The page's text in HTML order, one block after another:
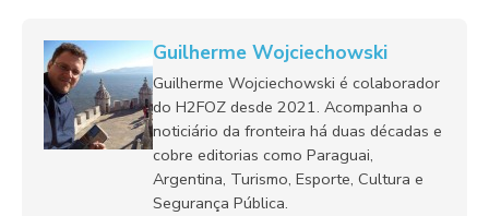
Guilherme Wojciechowski
Guilherme Wojciechowski é colaborador
do H2FOZ desde 2021. Acompanha o
noticiário da fronteira há duas décadas e
cobre editorias como Paraguai,
Argentina, Turismo, Esporte, Cultura e
Segurança Pública.